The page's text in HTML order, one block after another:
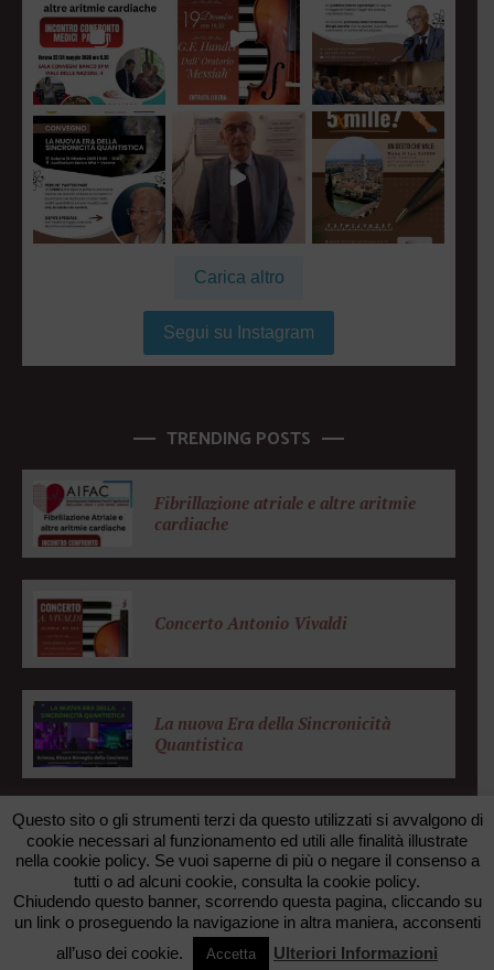
Carica altro
Segui su Instagram
TRENDING POSTS
Fibrillazione atriale e altre aritmie
cardiache
Concerto Antonio Vivaldi
La nuova Era della Sincronicità
Quantistica
© 2026 FONDAZIONE ZANOTTO. All rights reserved. •
FAXUNO WEB AGENCY
TORNA SU
Questo sito o gli strumenti terzi da questo utilizzati si avvalgono di
cookie necessari al funzionamento ed utili alle finalità illustrate
nella cookie policy. Se vuoi saperne di più o negare il consenso a
tutti o ad alcuni cookie, consulta la cookie policy.
Chiudendo questo banner, scorrendo questa pagina, cliccando su
un link o proseguendo la navigazione in altra maniera, acconsenti
all’uso dei cookie.
Accetta Ulteriori Informazioni